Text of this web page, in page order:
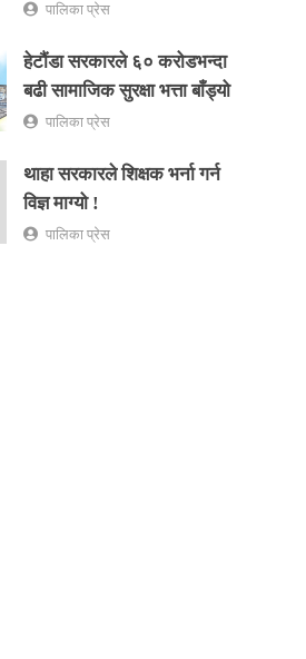
पालिका प्रेस
हेटौंडा सरकारले ६० करोडभन्दा
बढी सामाजिक सुरक्षा भत्ता बाँड्यो
पालिका प्रेस
थाहा सरकारले शिक्षक भर्ना गर्न
विज्ञ माग्यो !
पालिका प्रेस